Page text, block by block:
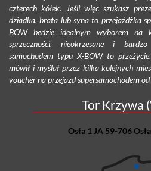
czterech kółek. Jeśli więc szukasz
dziadka, brata lub syna to przejażdżka
BOW będzie idealnym wyborem na
sprzeczności, nieokrzesane i
samochodem typu X-BOW to
mówił i myślał przez kilka kolejnych
voucher na przejazd supersamochodem
Tor Krzywa
Osła 1 JA 59-706